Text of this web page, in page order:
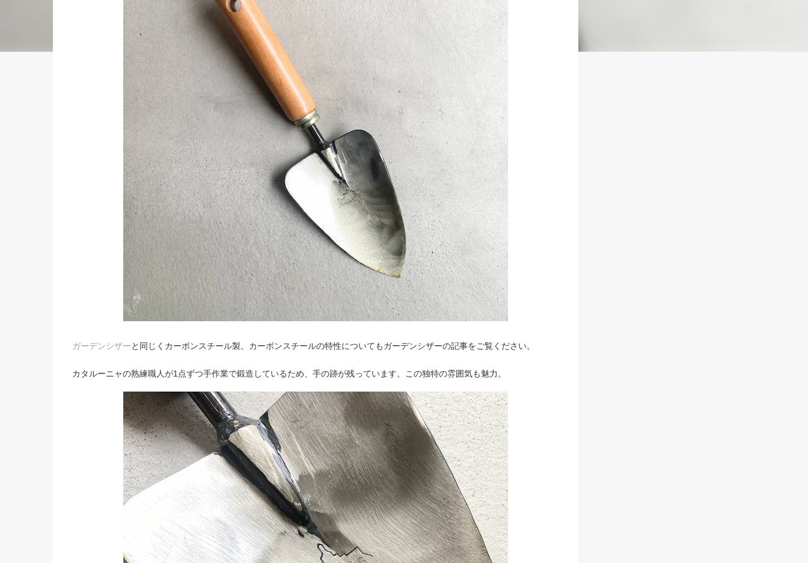
ガーデンシザーと 同じくカーボンスチール製。カーボンスチールの特性についてもガーデンシザーの記事をご覧ください。
カタルーニャの熟練職人が1点ずつ手作業で鍛造しているため、手の跡が残っています。この独特の雰囲気も魅力。